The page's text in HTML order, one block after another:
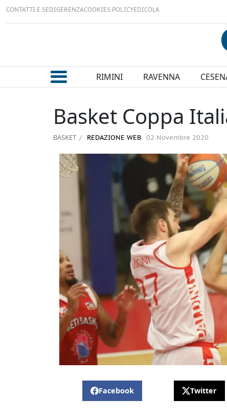
CONTATTI E SEDIGERENZACOOKIES POLICYEDICOLA
RIMINI RAVENNA
Basket Coppa
BASKET REDAZIONE WEB 02 Novembre 2020
Facebook Twitter